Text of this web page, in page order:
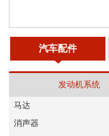
汽车配件
发动机系统
马达
消声器